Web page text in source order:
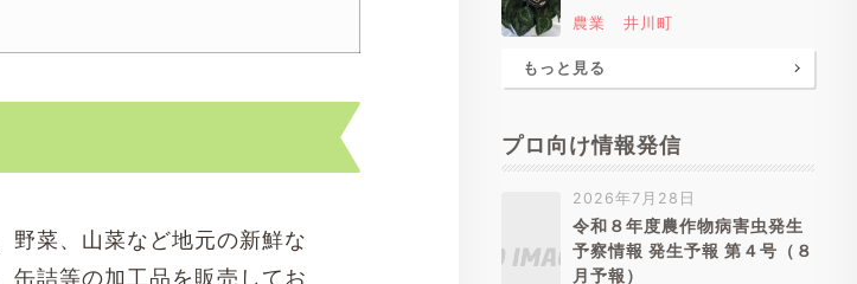
野菜、山菜など地元の新鮮な
缶詰等の加工品を販売してお
農業 井川町
もっと見る
プロ向け情報発信
2026年7月28日
令和８年度農作物病害虫発生
予察情報 発生予報 第４号（８
月予報）